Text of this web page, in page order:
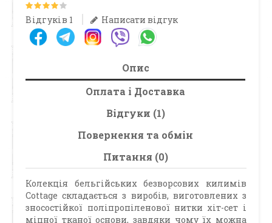
Відгуків 1 Написати відгук
Опис
Оплата і Доставка
Відгуки (1)
Повернення та обмін
Питання (0)
Колекція бельгійських безворсових килимів
Cottage складається з виробів, виготовлених з
зносостійкої поліпропіленової нитки хіт-сет і
міцної тканої основи, завдяки чому їх можна